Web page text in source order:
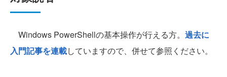
Windows PowerShellの基本操作が行える方。 過去に
入門記事を連載していますので、併せて参照ください。